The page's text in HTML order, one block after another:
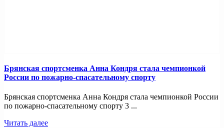
Брянская спортсменка Анна Кондря стала чемпионкой
России по пожарно-спасательному спорту
Брянская спортсменка Анна Кондря стала чемпионкой России
по пожарно-спасательному спорту 3 ...
Читать далее